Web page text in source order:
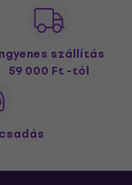
szállítás
59 000 Ft -tól